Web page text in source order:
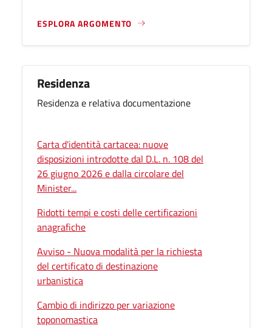
ESPLORA ARGOMENTO
Residenza
Residenza e relativa documentazione
Carta d'identità cartacea: nuove
disposizioni introdotte dal D.L. n. 108 del
26 giugno 2026 e dalla circolare del
Minister...
Ridotti tempi e costi delle certificazioni
anagrafiche
Avviso - Nuova modalità per la richiesta
del certificato di destinazione
urbanistica
Cambio di indirizzo per variazione
toponomastica